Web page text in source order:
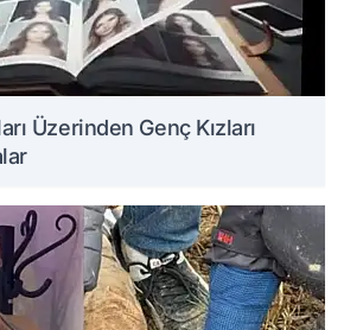
Üzerinden Genç Kızları